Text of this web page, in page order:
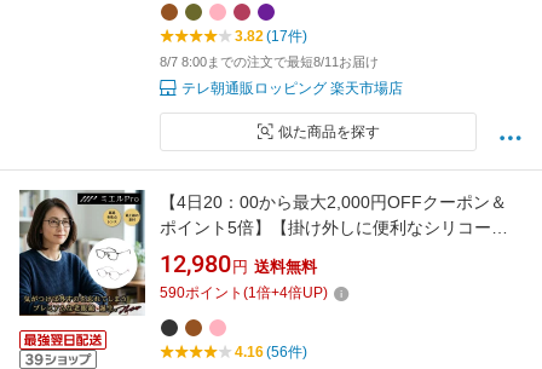
3.82(17件)
8/7 8:00までの注文で最短8/11お届け
テレ朝通販ロッピング 楽天市場店
似た商品を探す
【4日20：00から最大2,000円OFFクーポン＆
ポイント5倍】【掛け外しに便利なシリコーン
コード付属】ミエルプロ ミエルPro パソコンか
らスマートフォンの少し離れた場所～手元まで
が良く見える プレミアムな老眼鏡 軽量 わずか
10g ストレスを感じにくいフレーム
12,980 円 送料無料
590ポイント (1倍+4倍UP)
4.16(56件)